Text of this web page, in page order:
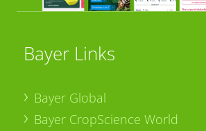
Bayer Links
Bayer Global
Bayer CropScience World